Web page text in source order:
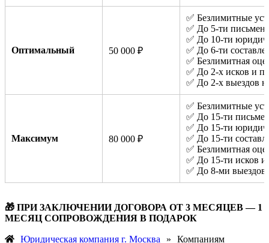
Оптимальный 50 000 ₽
✅ Безлимитные
✅ До 5-ти
✅ До 10-ти
✅ До 6-ти
✅ Безлимитная
✅ До 2-х исков и
✅ До 2-х выездов
Максимум 80 000 ₽
✅ Безлимитные
✅ До 15-ти
✅ До 15-ти
✅ До 15-ти
✅ Безлимитная
✅ До 15-ти исков и
✅ До 8-ми выездов
🎁 ПРИ ЗАКЛЮЧЕНИИ ДОГОВОРА ОТ 3 МЕСЯЦЕВ — 1
МЕСЯЦ СОПРОВОЖДЕНИЯ В ПОДАРОК
Юридическая компания г. Москва » Компаниям